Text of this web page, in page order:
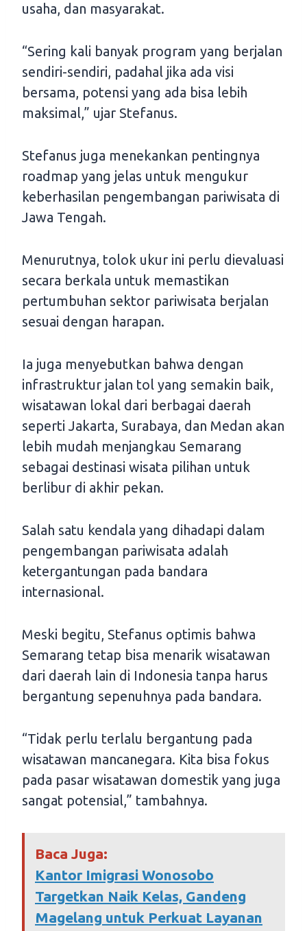
usaha, dan masyarakat.
“Sering kali banyak program yang berjalan
sendiri-sendiri, padahal jika ada visi
bersama, potensi yang ada bisa lebih
maksimal,” ujar Stefanus.
Stefanus juga menekankan pentingnya
roadmap yang jelas untuk mengukur
keberhasilan pengembangan pariwisata di
Jawa Tengah.
Menurutnya, tolok ukur ini perlu dievaluasi
secara berkala untuk memastikan
pertumbuhan sektor pariwisata berjalan
sesuai dengan harapan.
Ia juga menyebutkan bahwa dengan
infrastruktur jalan tol yang semakin baik,
wisatawan lokal dari berbagai daerah
seperti Jakarta, Surabaya, dan Medan akan
lebih mudah menjangkau Semarang
sebagai destinasi wisata pilihan untuk
berlibur di akhir pekan.
Salah satu kendala yang dihadapi dalam
pengembangan pariwisata adalah
ketergantungan pada bandara
internasional.
Meski begitu, Stefanus optimis bahwa
Semarang tetap bisa menarik wisatawan
dari daerah lain di Indonesia tanpa harus
bergantung sepenuhnya pada bandara.
“Tidak perlu terlalu bergantung pada
wisatawan mancanegara. Kita bisa fokus
pada pasar wisatawan domestik yang juga
sangat potensial,” tambahnya.
Baca Juga:
Kantor Imigrasi Wonosobo
Targetkan Naik Kelas, Gandeng
Magelang untuk Perkuat Layanan